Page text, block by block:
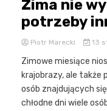
Zima nie
potrzeby
Piotr Marecki 13
Zimowe miesiące
krajobrazy, ale także
osób znajdujących
chłodne dni wiele